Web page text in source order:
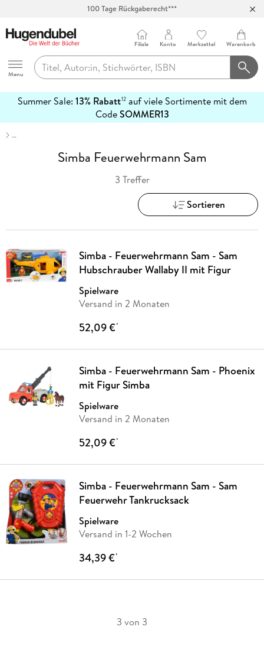
100 Tage Rückgaberecht***
Hugendubel
Menu
Filiale Konto Merkzettel Warenkorb
Summer Sale: 13% Rabatt12auf viele Sortimente mit dem
CodeSOMMER13
erfahren
…
Simba Feuerwehrmann Sam
3 Treffer
Sortieren
Simba - Feuerwehrmann Sam - Sam
Hubschrauber Wallaby II mit Figur
Spielware
Versand in 2 Monaten
52,09 €*
Simba - Feuerwehrmann Sam - Phoenix
mit Figur Simba
Spielware
Versand in 2 Monaten
52,09 €*
Simba - Feuerwehrmann Sam - Sam
Feuerwehr Tankrucksack
Spielware
Versand in 1-2 Wochen
34,39 €*
3 von 3